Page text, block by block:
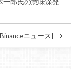
一郎氏の意味深発
ニュース|